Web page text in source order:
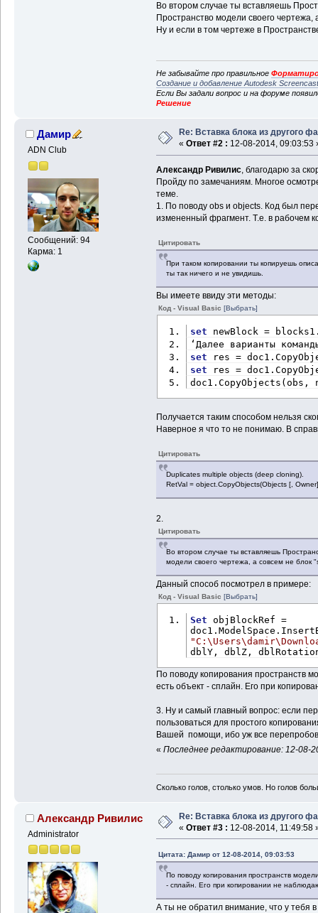
Во втором случае ты вставляешь
Пространство модели своего чертежа,
Ну и если в том чертеже в
Не забывайте про правильное
Создание и добавление Autodesk
Если Вы задали вопрос и на форуме
Решение
Дамир
ADN Club
Сообщений: 94
Карма: 1
Re: Вставка блока из другого
« Ответ #2 : 12-08-2014, 09:03:53
Александр Ривилис, благодарю за
Пройду по замечаниям. Многое
теме.
1. По поводу obs и objects. Код был
измененный фрагмент. Т.е. в рабочем
Цитировать
При таком копировании ты копируешь
ты так ничего и не увидишь.
Вы имеете ввиду эти методы:
Код - Visual Basic [Выбрать]
set newBlock =
‘Далее варианты
set res =
set res =
doc1.CopyObjects(obs,
Получается таким способом нельзя
Наверное я что то не понимаю. В
Цитировать
Duplicates multiple objects (deep cloning).
RetVal = object.CopyObjects(Objects [,
2.
Цитировать
Во втором случае ты вставляешь
модели своего чертежа, а совсем не блок
Данный способ посмотрел в примере:
Код - Visual Basic [Выбрать]
Set objBlockRef =
dblY, dblZ,
По поводу копирования пространств
есть объект - сплайн. Его при
3. Ну и самый главный вопрос: если
пользоваться для простого
Вашей помощи, ибо уж все
« Последнее редактирование: 12-08-
Сколько голов, столько умов. Но голов
Александр Ривилис
Administrator
Re: Вставка блока из другого
« Ответ #3 : 12-08-2014, 11:49:58
Цитата: Дамир от 12-08-2014, 09:03:53
По поводу копирования пространств
- сплайн. Его при копировании не
А ты не обратил внимание, что у